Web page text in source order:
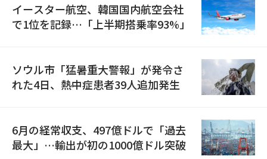
イースター航空、韓国国内航空会社
で1位を記録…「上半期搭乗率93%」
ソウル市「猛暑重大警報」が発令さ
れた4日、熱中症患者39人追加発生
6月の経常収支、497億ドルで「過去
最大」…輸出が初の1000億ドル突破